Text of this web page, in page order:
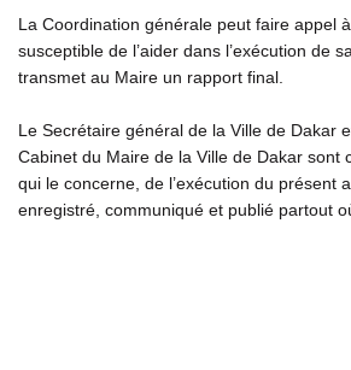
La Coordination générale peut faire appel
susceptible de l’aider dans l’exécution de
transmet au Maire un rapport final.
Le Secrétaire général de la Ville de Dakar
Cabinet du Maire de la Ville de Dakar sont
qui le concerne, de l’exécution du présent
enregistré, communiqué et publié partout